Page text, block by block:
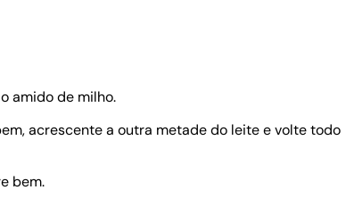
amido de milho.
acrescente a outra metade do leite e volte todo
bem.